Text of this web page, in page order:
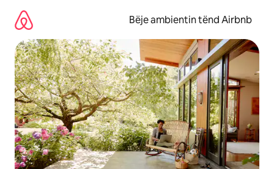
përmbajtja
Bëje ambientin tënd Airbnb